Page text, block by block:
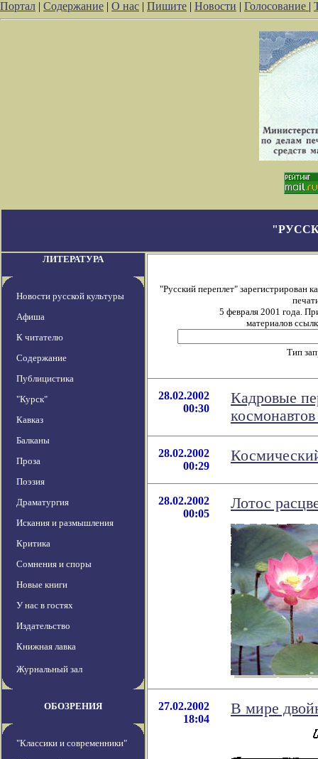
Портал | Содержание | О нас | Пишите | Новости | Голосование |
ЛИТЕРАТУРА
Новости русской культуры
Афиша
К читателю
Содержание
Публицистика
"Курск"
Кавказ
Балканы
Проза
Поэзия
Драматургия
Искания и размышления
Критика
Сомнения и споры
Новые книги
У нас в гостях
Издательство
Книжная лавка
Журнальный зал
ОБОЗРЕНИЯ
"Классики и современники"
"Русский переплет" зарегистрирован
5 февраля 2001 года.
материалов
Тип
28.02.2002
00:30
Кадровые
28.02.2002
00:29
28.02.2002
00:05
Лотос
27.02.2002
18:04
В мире